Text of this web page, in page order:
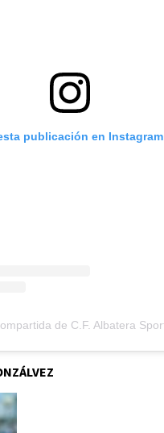
publicación en Instagram